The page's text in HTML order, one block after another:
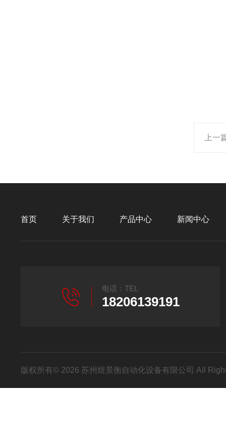
上一
首页 关于我们 产品中心 新闻中心
电话：TEL
18206139191
版权所有© 2026 苏州煜景衡自动化设备有限公司 All